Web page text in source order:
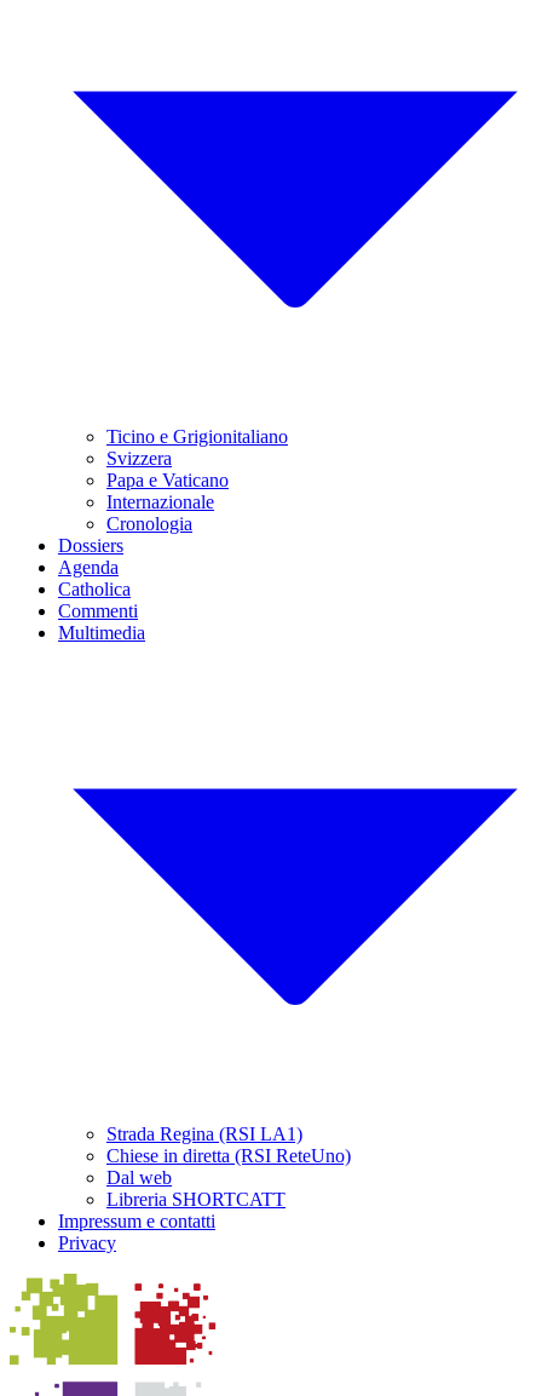
Ticino e Grigionitaliano
Svizzera
Papa e Vaticano
Internazionale
Cronologia
Dossiers
Agenda
Catholica
Commenti
Multimedia
Strada Regina (RSI LA1)
Chiese in diretta (RSI ReteUno)
Dal web
Libreria SHORTCATT
Impressum e contatti
Privacy